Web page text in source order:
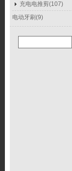
充电电推剪(107)
电动牙刷(9)